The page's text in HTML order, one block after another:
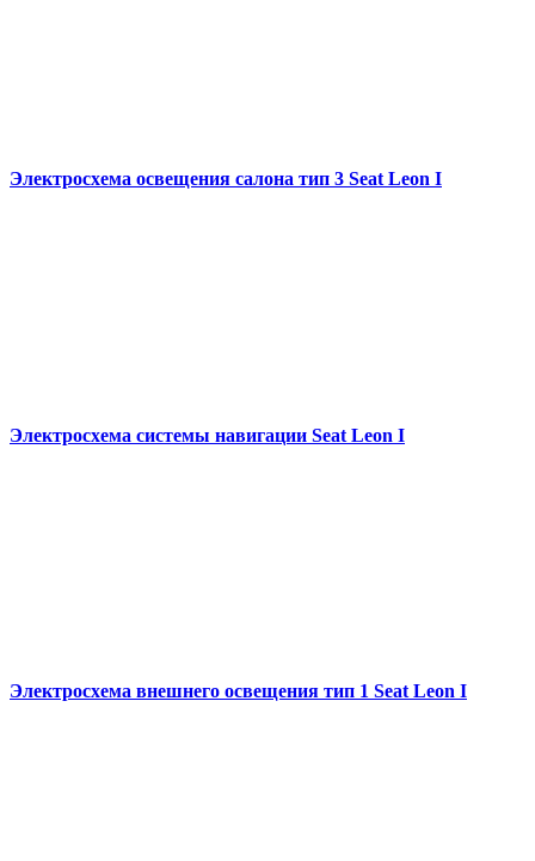
Электросхема освещения салона тип 3 Seat Leon I
Электросхема системы навигации Seat Leon I
Электросхема внешнего освещения тип 1 Seat Leon I